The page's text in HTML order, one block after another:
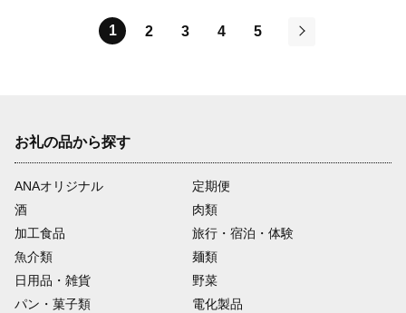
1 2 3 4
5
お礼の品から探す
ANAオリジナル
定期便
酒
肉類
加工食品
旅行・宿泊・体験
魚介類
麺類
日用品・雑貨
野菜
パン・菓子類
電化製品